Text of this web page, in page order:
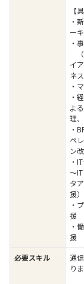
【
・
ー
・
（
イ
ネ
・
・
よ
理
・
ペ
ン改
・
～
タ
援）
・
援
・
援
必要スキル
通
りま